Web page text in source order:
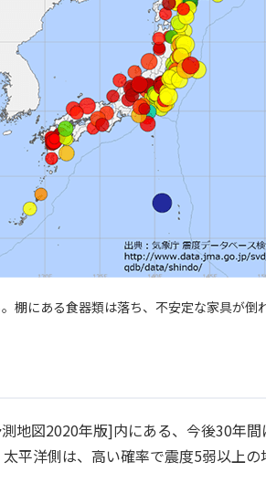
棚にある食器類は落ち、不安定な家具が倒
地図2020年版]内にある、今後30年
平洋側は、高い確率で震度5弱以上